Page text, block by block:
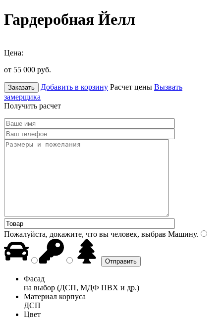
Гардеробная Йелл
Цена:
от 55 000 руб.
Заказать Добавить в корзину Расчет цены Вызвать
замерщика
Получить расчет
Пожалуйста, докажите, что вы человек, выбрав Машину.
Фасад
на выбор (ДСП, МДФ ПВХ и др.)
Материал корпуса
ДСП
Цвет